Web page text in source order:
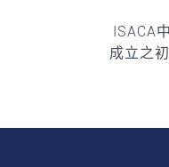
ISACA
成立之